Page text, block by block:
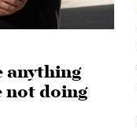
anything
not doing